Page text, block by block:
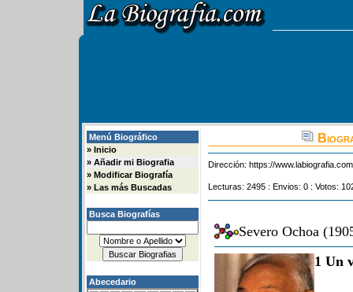
Menú Biográfico
» Inicio
» Añadir mi Biografia
» Modificar Biografía
» Las más Buscadas
Busca Biografías
Abecedario
Dirección: https://
Lecturas: 2495 : Envios: 0 : Votos:
Severo Ochoa
1 Un